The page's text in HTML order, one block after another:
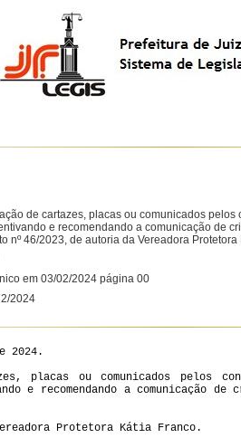
de cartazes, placas ou comunicados
e recomendando a comunicação de
nº 46/2023, de autoria da Vereadora Protetora
em 03/02/2024 página 00
2024
2024.
placas ou comunicados pelos
e recomendando a comunicação
Protetora Kátia Franco.